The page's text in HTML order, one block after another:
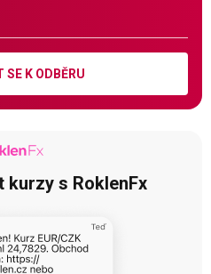
SE K ODBĚRU
kurzy s RoklenFx